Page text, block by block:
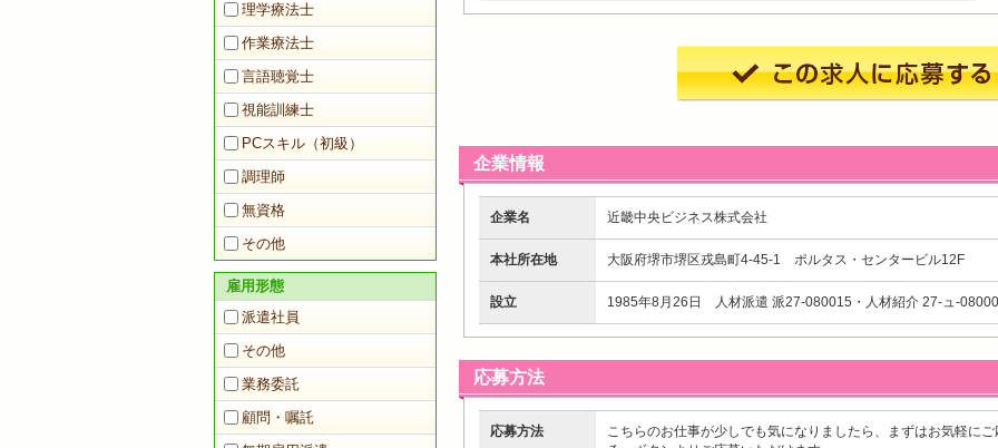
理学療法士
作業療法士
言語聴覚士
視能訓練士
PCスキル（初級）
調理師
無資格
その他
雇用形態
派遣社員
その他
業務委託
顧問・嘱託
企業情報
企業名 近畿中央ビジネス株式会社
本社所在地 大阪府堺市堺区戎島町4-45-1 ポルタス・センタービル12F
設立 1985年8月26日 人材派遣 派27-080015・人材紹介 27-ュ-
応募方法
応募方法
こちらのお仕事が少しでも気になりましたら、まずはお気軽に